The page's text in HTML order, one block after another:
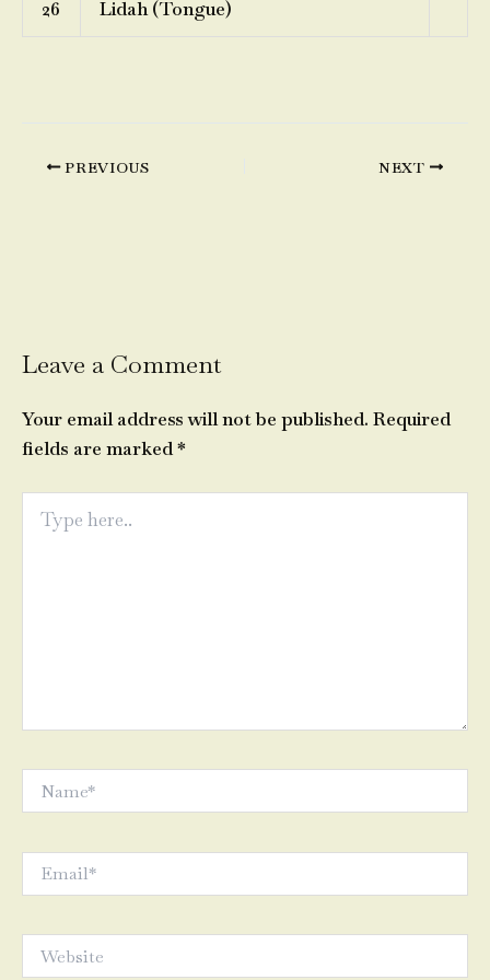
26 Lidah (Tongue)
PREVIOUS NEXT
Leave a Comment
Your email address will not be published. Required
fields are marked*
here..